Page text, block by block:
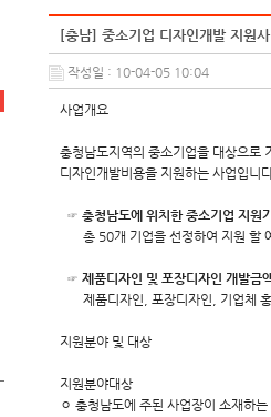
[충남] 중소기업 디자인개발 지원
작성일 : 10-04-05 10:04
사업개요
충청남도지역의 중소기업을 대상으로
디자인개발비용을 지원하는 사업입니
☞ 충청남도에 위치한 중소기업 지원
총 50개 기업을 선정하여 지원 할
☞ 제품디자인 및 포장디자인 개발금
제품디자인, 포장디자인, 기업체 홍
지원분야 및 대상
지원분야대상
ㅇ 충청남도에 주된 사업장이 소재하